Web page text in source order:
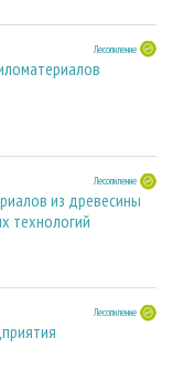
Лесопиление
Лесопиление
из древесины
технологий
Лесопиление